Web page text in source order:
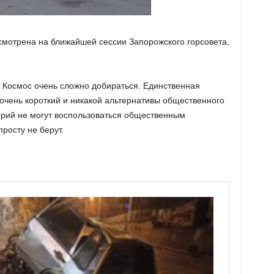
на ближайшей сессии Запорожского горсовета,
очень сложно добираться. Единственная
короткий и никакой альтернативы общественного
не могут воспользоваться общественным
не берут.